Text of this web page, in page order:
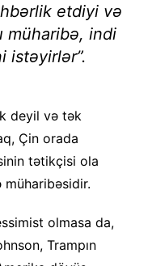
etdiyi və
müharibə, indi
istəyirlər”.
deyil və tək
Çin orada
tətikçisi ola
müharibəsidir.
olmasa da,
Trampın